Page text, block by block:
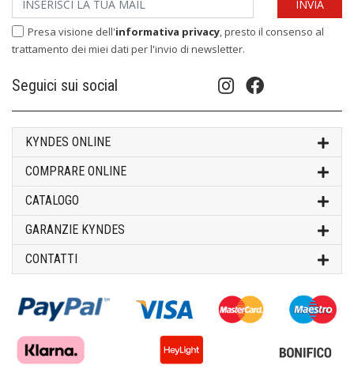
Presa visione dell'informativa privacy, presto il consenso al
trattamento dei miei dati per l'invio di newsletter.
Seguici sui social
KYNDES ONLINE
COMPRARE ONLINE
CATALOGO
GARANZIE KYNDES
CONTATTI